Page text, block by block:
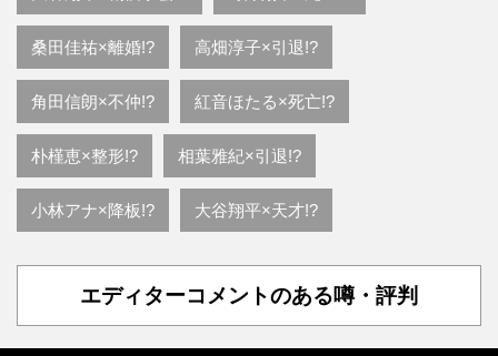
桑田佳祐×離婚!? 高畑淳子×引退!?
角田信朗×不仲!? 紅音ほたる×死亡!?
朴槿恵×整形!? 相葉雅紀×引退!?
小林アナ×降板!? 大谷翔平×天才!?
エディターコメントのある噂・評判